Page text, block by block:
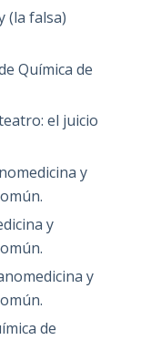
(la falsa)
Química de
el juicio
y
y
y
de